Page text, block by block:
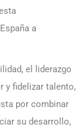
a
el liderazgo
y fidelizar talento,
por combinar
su desarrollo,